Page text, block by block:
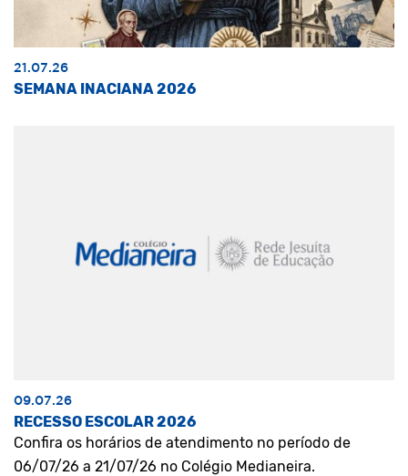
21.07.26
SEMANA INACIANA 2026
09.07.26
RECESSO ESCOLAR 2026
Confira os horários de atendimento no período de
06/07/26 a 21/07/26 no Colégio Medianeira.